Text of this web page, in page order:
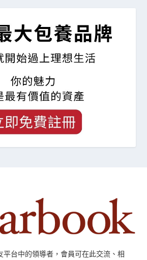
台中的領導者，會員可在此交流、相